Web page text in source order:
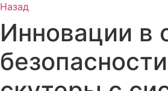
Назад
Инновации в